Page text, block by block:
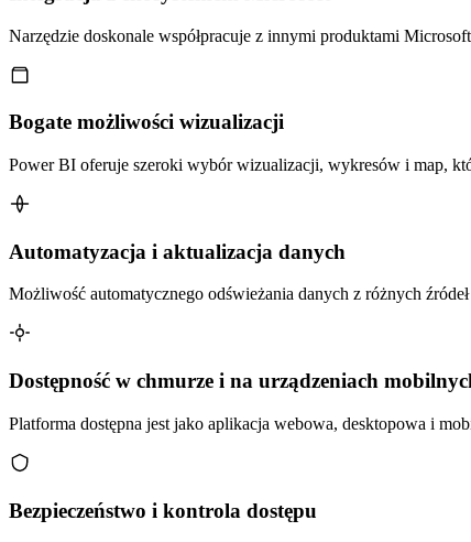
Narzędzie doskonale współpracuje z innymi produktami
Bogate możliwości wizualizacji
Power BI oferuje szeroki wybór wizualizacji, wykresów i map,
Automatyzacja i aktualizacja danych
Możliwość automatycznego odświeżania danych z różnych
Dostępność w chmurze i na urządzeniach
Platforma dostępna jest jako aplikacja webowa, desktopowa i
Bezpieczeństwo i kontrola dostępu